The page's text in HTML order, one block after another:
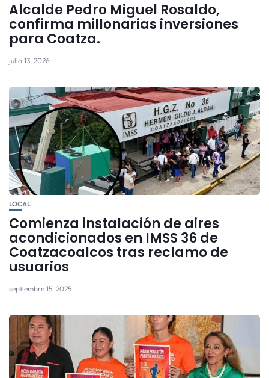
Alcalde Pedro Miguel Rosaldo,
confirma millonarias inversiones
para Coatza.
julio 13, 2026
LOCAL
Comienza instalación de aires
acondicionados en IMSS 36 de
Coatzacoalcos tras reclamo de
usuarios
septiembre 15, 2025